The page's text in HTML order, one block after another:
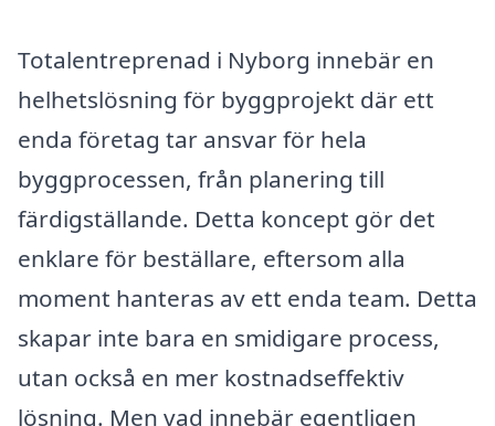
Totalentreprenad i Nyborg innebär en
helhetslösning för byggprojekt där ett
enda företag tar ansvar för hela
byggprocessen, från planering till
färdigställande. Detta koncept gör det
enklare för beställare, eftersom alla
moment hanteras av ett enda team. Detta
skapar inte bara en smidigare process,
utan också en mer kostnadseffektiv
lösning. Men vad innebär egentligen